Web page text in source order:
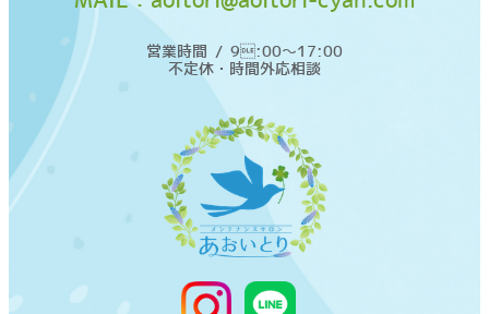
営業時間 / 9:00〜17:00
不定休・時間外応相談